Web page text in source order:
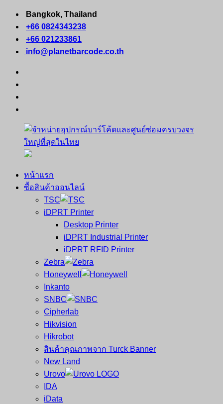
Skip
content
Bangkok, Thailand
+66 0824343238
+66 021233861
info@planetbarcode.co.th
จำหน่าย
คอมพิวเตอร์
หน้าแรก
ซื้อสินค้าออนไลน์
TSC
iDPRT Printer
Desktop Printer
iDPRT Industrial Printer
iDPRT RFID Printer
Zebra
Honeywell
Inkanto
SNBC
Cipherlab
Hikvision
Hikrobot
สินค้าคุณภาพจาก Turck Banner
New Land
Urovo
IDA
iData